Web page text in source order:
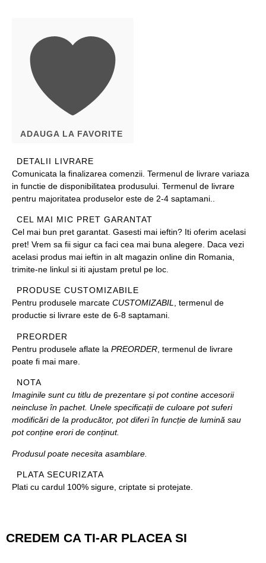
ADAUGA LA FAVORITE
DETALII LIVRARE
Comunicata la finalizarea comenzii. Termenul de livrare variaza
in functie de disponibilitatea produsului. Termenul de livrare
pentru majoritatea produselor este de 2-4 saptamani..
CEL MAI MIC PRET GARANTAT
Cel mai bun pret garantat. Gasesti mai ieftin? Iti oferim acelasi
pret! Vrem sa fii sigur ca faci cea mai buna alegere. Daca vezi
acelasi produs mai ieftin in alt magazin online din Romania,
trimite-ne linkul si iti ajustam pretul pe loc.
PRODUSE CUSTOMIZABILE
Pentru produsele marcate CUSTOMIZABIL, termenul de
productie si livrare este de 6-8 saptamani.
PREORDER
Pentru produsele aflate la PREORDER , termenul de livrare
poate fi mai mare.
NOTA
Imaginile sunt cu titlu de prezentare și pot contine accesorii
neincluse în pachet. Unele specificații de culoare pot suferi
modificări de la producător, pot diferi în funcție de lumină sau
pot conține erori de conținut.
Produsul poate necesita asamblare.
PLATA SECURIZATA
Plati cu cardul 100% sigure, criptate si protejate.
CREDEM CA TI-AR PLACEA SI